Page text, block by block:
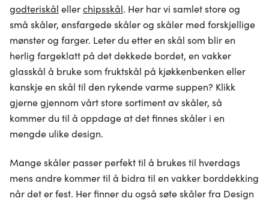
godteriskål ellerchipsskål. Her har vi samlet store og
små skåler, ensfargede skåler og skåler med forskjellige
mønster og farger. Leter du etter en skål som blir en
herlig fargeklatt på det dekkede bordet, en vakker
glasskål å bruke som fruktskål på kjøkkenbenken eller
kanskje en skål til den rykende varme suppen? Klikk
gjerne gjennom vårt store sortiment av skåler, så
kommer du til å oppdage at det finnes skåler i en
mengde ulike design.
Mange skåler passer perfekt til å brukes til hverdags
mens andre kommer til å bidra til en vakker borddekking
når det er fest. Her finner du også søte skåler fra Design